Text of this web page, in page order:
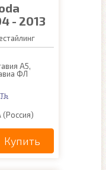
- 2013
А5,
ФЛ
(Россия)
Купить